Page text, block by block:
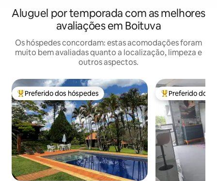
Aluguel por temporada com as melhores
avaliações em Boituva
Os hóspedes concordam: estas acomodações foram
muito bem avaliadas quanto a localização, limpeza e
outros aspectos.
Entre os melhores preferidos dos hóspedes
Preferido dos hóspedes Entre os
Preferido dos